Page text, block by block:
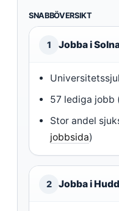
SNABBÖVERSIKT
1 Jobba i
57 lediga jobb
Stor andel
jobbsida)
2 Jobba i